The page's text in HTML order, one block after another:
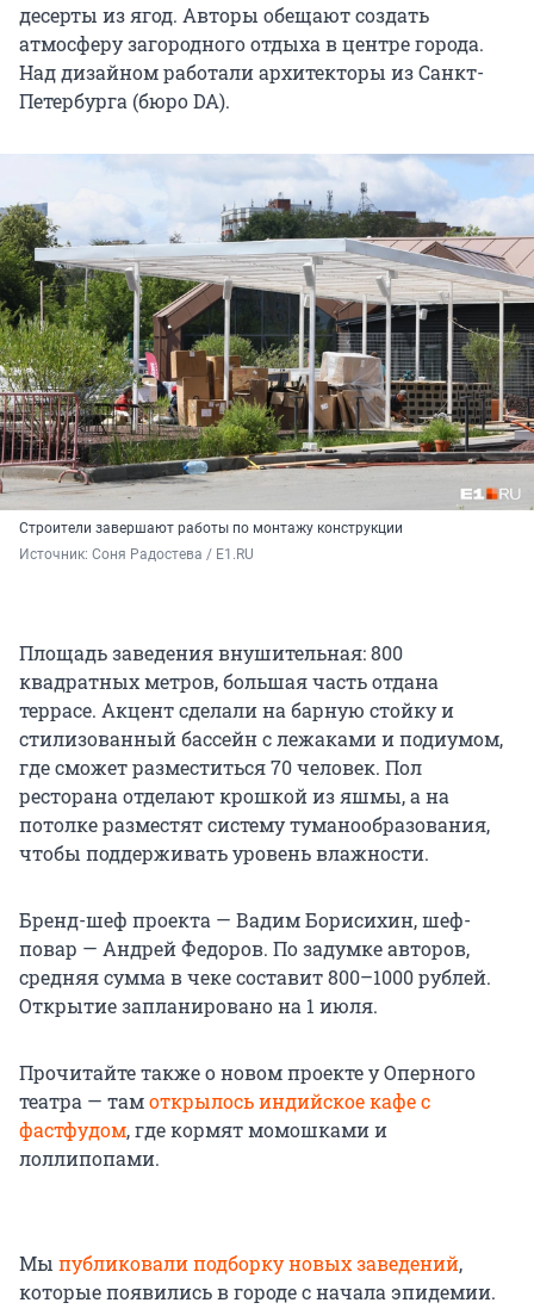
десерты из ягод. Авторы обещают создать
атмосферу загородного отдыха в центре города.
Над дизайном работали архитекторы из Санкт-
Петербурга (бюро DA).
Строители завершают работы по монтажу конструкции
Источник: Соня Радостева / Е1.RU
Площадь заведения внушительная: 800
квадратных метров, большая часть отдана
террасе. Акцент сделали на барную стойку и
стилизованный бассейн с лежаками и подиумом,
где сможет разместиться 70 человек. Пол
ресторана отделают крошкой из яшмы, а на
потолке разместят систему туманообразования,
чтобы поддерживать уровень влажности.
Бренд-шеф проекта — Вадим Борисихин, шеф-
повар — Андрей Федоров. По задумке авторов,
средняя сумма в чеке составит 800–1000 рублей.
Открытие запланировано на 1 июля.
Прочитайте также о новом проекте у Оперного
театра — тамоткрылось индийское кафе с
фастфудом, где кормят момошками и
лоллипопами.
Мы публиковали подборку новых заведений,
которые появились в городе с начала эпидемии.